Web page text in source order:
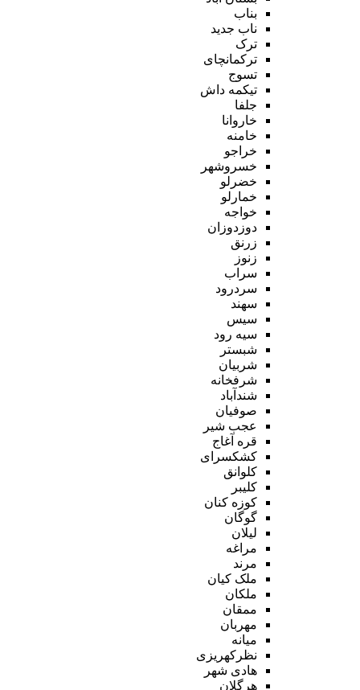
بناب
ناب جدید
ترک
ترکمانچای
تسوج
تیکمه داش
جلفا
خاروانا
خامنه
خراجو
خسروشهر
خضرلو
خمارلو
خواجه
دوزدوزان
زرنق
زنوز
سراب
سردرود
سهند
سیس
سیه رود
شبستر
شربیان
شرفخانه
شندآباد
صوفیان
عجب شیر
قره آغاج
کشکسرای
کلوانق
کلیبر
کوزه کنان
گوگان
لیلان
مراغه
مرند
ملک کیان
ملکان
ممقان
مهربان
میانه
نظرکهریزی
هادی شهر
هرگلان